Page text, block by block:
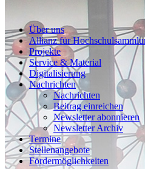
Über uns
Allianz für
Projekte
Service & Material
Digitalisierung
Nachrichten
Nachrichten
Beitrag einreichen
Newsletter abonnieren
Newsletter Archiv
Termine
Stellenangebote
Fördermöglichkeiten